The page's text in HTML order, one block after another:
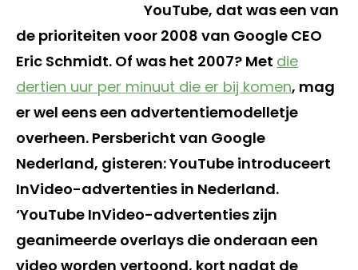
YouTube, dat was een van
de prioriteiten voor 2008 van Google CEO
Eric Schmidt. Of was het 2007? Met die
dertien uur per minuut die er bij komen, mag
er wel eens een advertentiemodelletje
overheen. Persbericht van Google
Nederland, gisteren: YouTube introduceert
InVideo-advertenties in Nederland.
‘YouTube InVideo-advertenties zijn
geanimeerde overlays die onderaan een
video worden vertoond, kort nadat de